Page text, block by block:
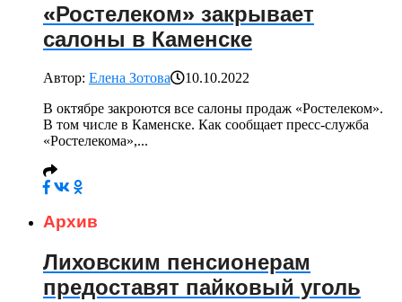
«Ростелеком» закрывает
салоны в Каменске
Автор: Елена Зотова
10.10.2022
В октябре закроются все салоны продаж «Ростелеком».
В том числе в Каменске. Как сообщает пресс-служба
«Ростелекома»,...
Архив
Лиховским пенсионерам
предоставят пайковый уголь